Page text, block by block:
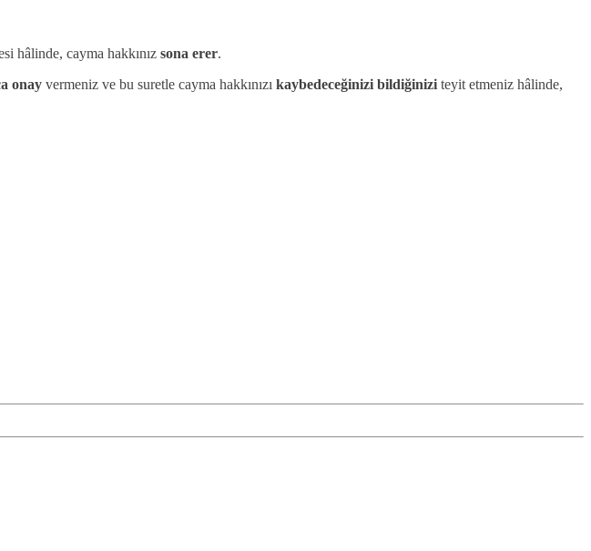
hâlinde, cayma hakkınız sona erer.
onay vermeniz ve bu suretle cayma hakkınızı kaybedeceğinizi bildiğinizi teyit etmeniz hâlinde,